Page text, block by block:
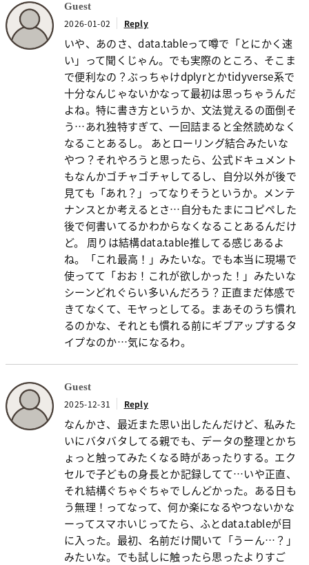
Guest
2026-01-02 Reply
いや、あのさ、data.tableって噂で「とにかく速
い」って聞くじゃん。でも実際のところ、そこま
で便利なの？ぶっちゃけdplyrとかtidyverse系で
十分なんじゃないかなって最初は思っちゃうんだ
よね。特に書き方というか、文法覚えるの面倒そ
う…あれ独特すぎて、一回詰まると全然読めなく
なることあるし。 あとローリング結合みたいな
やつ？それやろうと思ったら、公式ドキュメント
もなんかゴチャゴチャしてるし、自分以外が後で
見ても「あれ？」ってなりそうというか。メンテ
ナンスとか考えるとさ…自分もたまにコピペした
後で何書いてるかわからなくなることあるんだけ
ど。 周りは結構data.table推してる感じあるよ
ね。「これ最高！」みたいな。でも本当に現場で
使ってて「おお！これが欲しかった！」みたいな
シーンどれぐらい多いんだろう？正直まだ体感で
きてなくて、モヤっとしてる。まあそのうち慣れ
るのかな、それとも慣れる前にギブアップするタ
イプなのか…気になるわ。
Guest
2025-12-31 Reply
なんかさ、最近また思い出したんだけど、私みた
いにバタバタしてる親でも、データの整理とかち
ょっと触ってみたくなる時があったりする。エク
セルで子どもの身長とか記録してて…いや正直、
それ結構ぐちゃぐちゃでしんどかった。ある日も
う無理！ってなって、何か楽になるやつないかな
ーってスマホいじってたら、ふとdata.tableが目
に入った。最初、名前だけ聞いて「うーん…？」
みたいな。でも試しに触ったら思ったよりすご